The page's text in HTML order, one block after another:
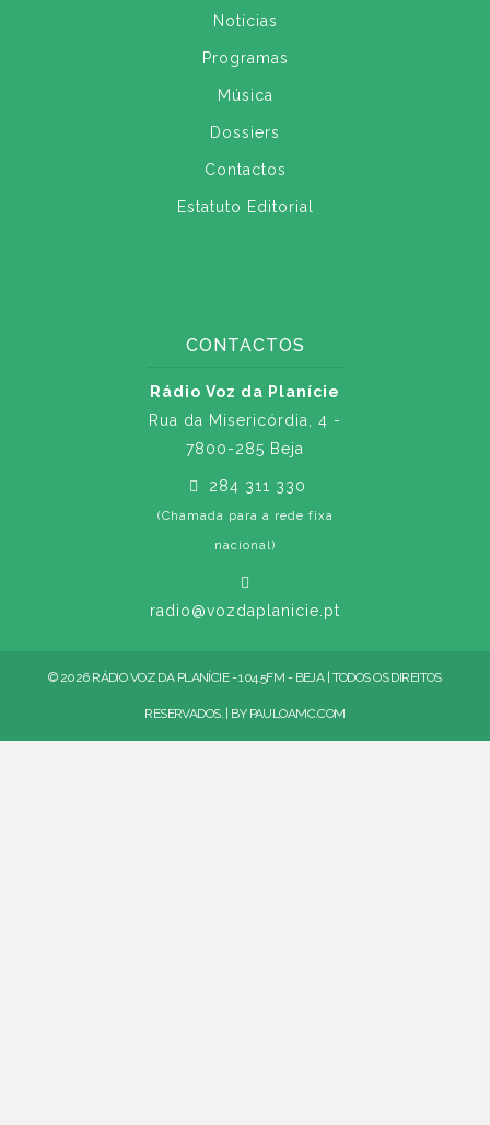
Notícias
Programas
Música
Dossiers
Contactos
Estatuto Editorial
CONTACTOS
Rádio Voz da Planície
Rua da Misericórdia, 4 -
7800-285 Beja
284 311 330
(Chamada para a rede fixa
nacional)
radio@vozdaplanicie.pt
© 2026 RÁDIO VOZ DA PLANÍCIE - 104.5FM - BEJA | TODOS OS DIREITOS
RESERVADOS. | BY PAULOAMC.COM